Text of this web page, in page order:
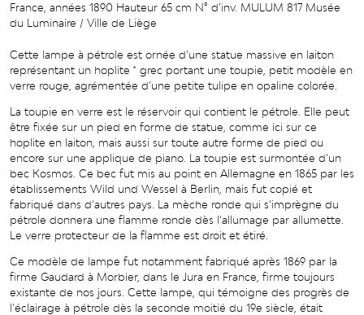
France, années 1890 Hauteur 65 cm N° d’inv. MULUM 817 Musée
du Luminaire / Ville de Liège
Cette lampe à pétrole est ornée d’une statue massive en laiton
représentant un hoplite * grec portant une toupie, petit modèle en
verre rouge, agrémentée d’une petite tulipe en opaline colorée.
La toupie en verre est le réservoir qui contient le pétrole. Elle peut
être fixée sur un pied en forme de statue, comme ici sur ce
hoplite en laiton, mais aussi sur toute autre forme de pied ou
encore sur une applique de piano. La toupie est surmontée d’un
bec Kosmos. Ce bec fut mis au point en Allemagne en 1865 par les
établissements Wild und Wessel à Berlin, mais fut copié et
fabriqué dans d’autres pays. La mèche ronde qui s’imprègne du
pétrole donnera une flamme ronde dès l’allumage par allumette.
Le verre protecteur de la flamme est droit et étiré.
Ce modèle de lampe fut notamment fabriqué après 1869 par la
firme Gaudard à Morbier, dans le Jura en France, firme toujours
existante de nos jours. Cette lampe, qui témoigne des progrès de
l’éclairage à pétrole dès la seconde moitié du 19e siècle, était